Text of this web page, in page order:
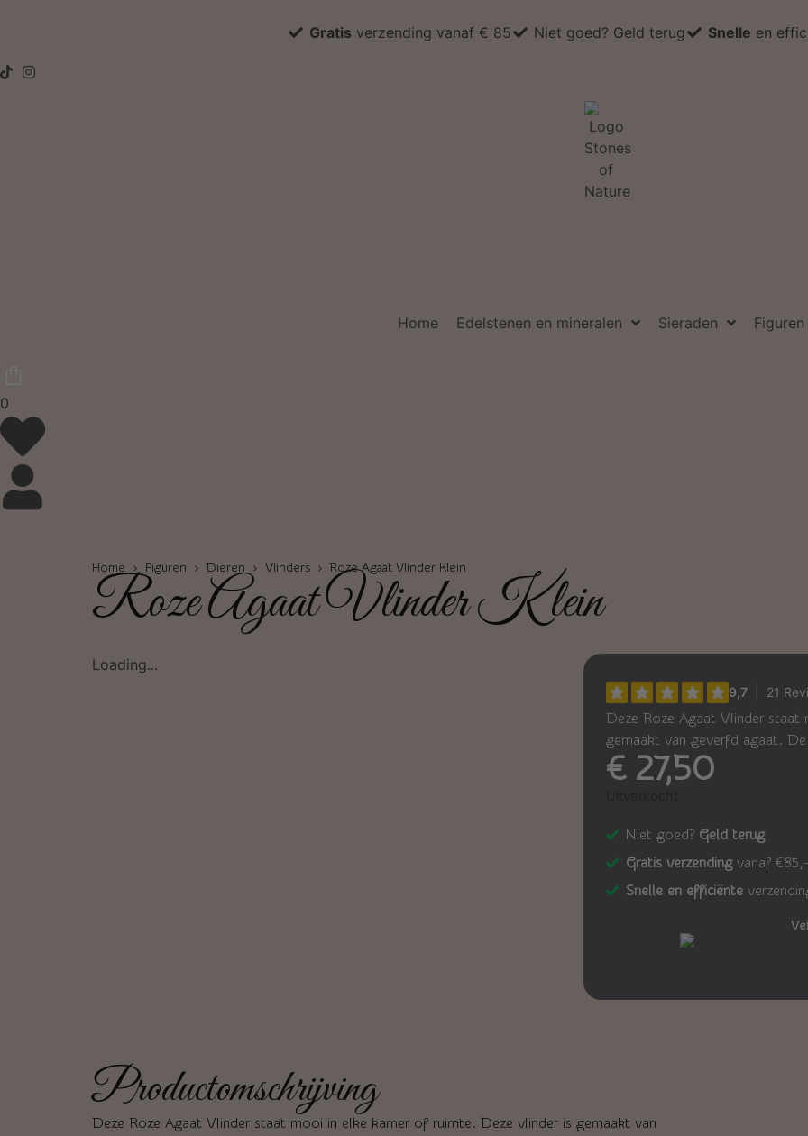
Gratis verzending vanaf € 85 Niet goed? Geld terug Snelle en
Home Edelstenen en mineralen Sieraden Figuren
0
Home › Figuren › Dieren › Vlinders › Roze Agaat Vlinder Klein
Roze Agaat Vlinder Klein
Loading...
Deze Roze Agaat Vlinder
gemaakt van geverfd agaat.
€27,50
Niet goed? Geld terug
Gratis verzending vanaf €85,-
Snelle en efficiënte
Productomschrijving
Deze Roze Agaat Vlinder staat mooi in elke kamer of ruimte. Deze vlinder is gemaakt van